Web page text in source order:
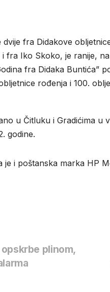
dvije fra Didakove
fra Iko Skoko, je ranije,
fra Didaka Buntića”
rođenja i 100.
u Čitluku i Gradićima u
godine.
i poštanska marka HP
plinom,